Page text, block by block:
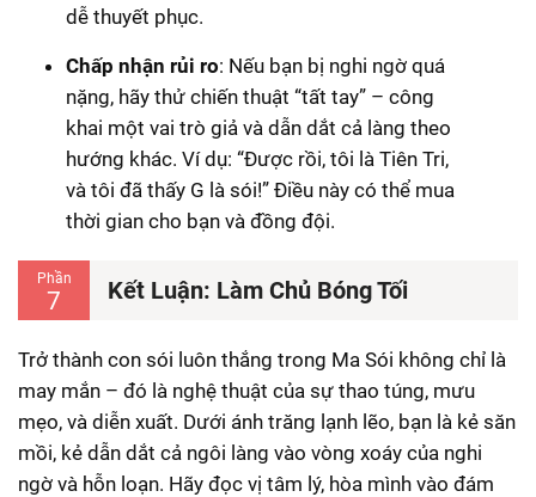
dễ thuyết phục.
Chấp nhận rủi ro: Nếu bạn bị nghi ngờ quá
nặng, hãy thử chiến thuật “tất tay” – công
khai một vai trò giả và dẫn dắt cả làng theo
hướng khác. Ví dụ: “Được rồi, tôi là Tiên Tri,
và tôi đã thấy G là sói!” Điều này có thể mua
thời gian cho bạn và đồng đội.
Phần
7 Kết Luận: Làm Chủ Bóng Tối
Trở thành con sói luôn thắng trong Ma Sói không chỉ là
may mắn – đó là nghệ thuật của sự thao túng, mưu
mẹo, và diễn xuất. Dưới ánh trăng lạnh lẽo, bạn là kẻ săn
mồi, kẻ dẫn dắt cả ngôi làng vào vòng xoáy của nghi
ngờ và hỗn loạn. Hãy đọc vị tâm lý, hòa mình vào đám